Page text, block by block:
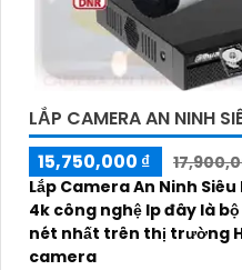
LẮP CAMERA AN NINH
15,750,000 ₫
Lắp Camera An Ninh
4k công nghệ Ip đây là
nét nhất trên thị trường
camera